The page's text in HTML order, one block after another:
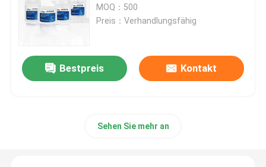
MOQ：500
Preis：Verhandlungsfähig
Bestpreis Kontakt
Sehen Sie mehr an